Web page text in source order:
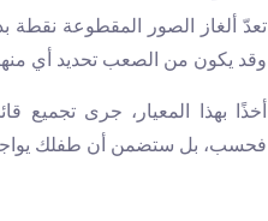
تعدّ ألغاز الصور المقطوعة نقطة
وقد يكون من الصعب تحديد أي
أخذًا بهذا المعيار، جرى تجميع
فحسب، بل ستضمن أن طفلك